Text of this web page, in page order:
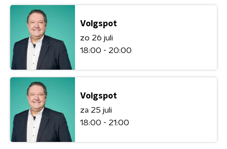
Volgspot
zo 26 juli
18:00 - 20:00
Volgspot
za 25 juli
18:00 - 21:00